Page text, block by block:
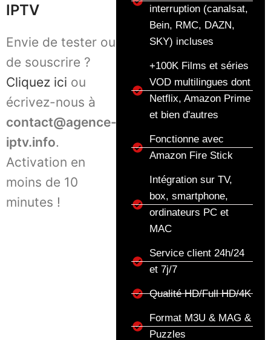
IPTV
Envie de tester ou
de souscrire ?
Cliquez ici ou
écrivez-nous à
contact@agence-
iptv.info.
Activation en
moins de 10
minutes !
interruption (canalsat,
Bein, RMC, DAZN,
SKY) incluses
+100K Films et séries
VOD multilingues dont
Netflix, Amazon Prime
et bien d'autres
Fonctionne avec
Amazon Fire Stick
Intégration sur TV,
box, smartphone,
ordinateurs PC et
MAC
Service client 24h/24
et 7j/7
Qualité HD/Full HD/4K
Format M3U & MAG &
Puzzles